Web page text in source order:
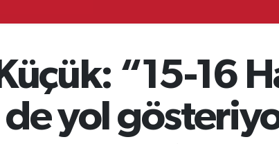
“15-16
de yol